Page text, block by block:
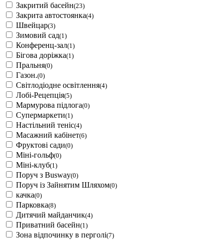
Закритий басейн(23)
Закрита автостоянка(4)
Швейцар(3)
Зимовий сад(1)
Конференц-зал(1)
Бігова доріжка(1)
Пральня(0)
Газон.(0)
Світлодіодне освітлення(4)
Лобі-Рецепція(5)
Мармурова підлога(0)
Супермаркети(1)
Настільний теніс(4)
Масажний кабінет(6)
Фруктові сади(0)
Міні-гольф(0)
Міні-клуб(1)
Поруч з Busway(0)
Поруч із Зайнятим Шляхом(0)
качка(0)
Парковка(8)
Дитячий майданчик(4)
Приватний басейн(1)
Зона відпочинку в перголі(7)